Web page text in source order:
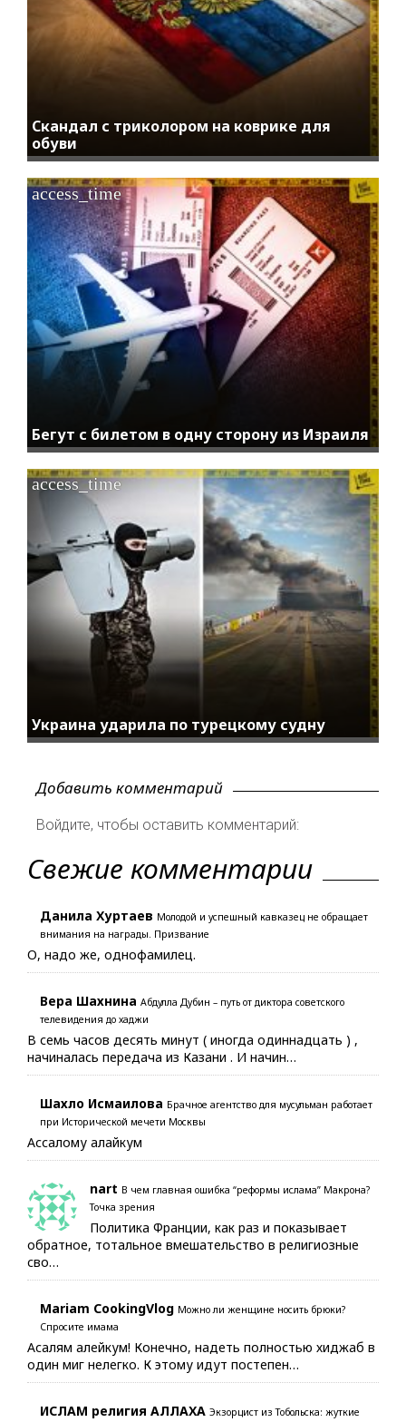
Скандал с триколором на коврике для
обуви
Бегут с билетом в одну сторону из Израиля
access_time
Украина ударила по турецкому судну
access_time
Добавить комментарий
Войдите, чтобы оставить комментарий:
Свежие комментарии
Данила Хуртаев Молодой и успешный кавказец не обращает
внимания на награды. Призвание
О, надо же, однофамилец.
Вера Шахнина Абдулла Дубин – путь от диктора советского
телевидения до хаджи
В семь часов десять минут ( иногда одиннадцать ) ,
начиналась передача из Казани . И начин…
Шахло Исмаилова Брачное агентство для мусульман работает
при Исторической мечети Москвы
Ассалому алайкум
nart В чем главная ошибка “реформы ислама” Макрона?
Точка зрения
Политика Франции, как раз и показывает
обратное, тотальное вмешательство в религиозные
сво…
Mariam CookingVlog Можно ли женщине носить брюки?
Спросите имама
Асалям алейкум! Конечно, надеть полностью хиджаб в
один миг нелегко. К этому идут постепен…
ИСЛАМ религия АЛЛАХА Экзорцист из Тобольска: жуткие